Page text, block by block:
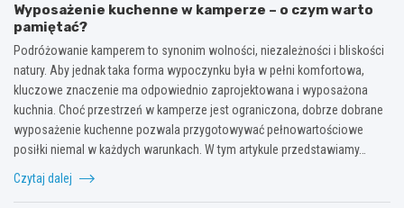
Wyposażenie kuchenne w kamperze – o czym warto
pamiętać?
Podróżowanie kamperem to synonim wolności, niezależności i bliskości
natury. Aby jednak taka forma wypoczynku była w pełni komfortowa,
kluczowe znaczenie ma odpowiednio zaprojektowana i wyposażona
kuchnia. Choć przestrzeń w kamperze jest ograniczona, dobrze dobrane
wyposażenie kuchenne pozwala przygotowywać pełnowartościowe
posiłki niemal w każdych warunkach. W tym artykule przedstawiamy…
Czytaj dalej